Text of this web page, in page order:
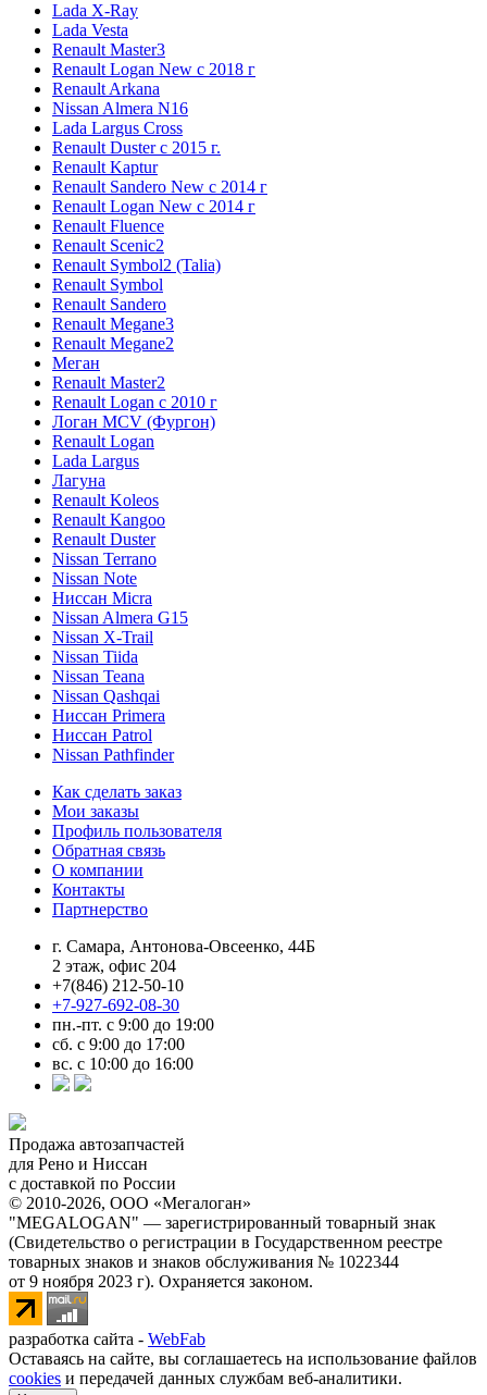
Lada X-Ray
Lada Vesta
Renault Master3
Renault Logan New с 2018 г
Renault Arkana
Nissan Almera N16
Lada Largus Cross
Renault Duster с 2015 г.
Renault Kaptur
Renault Sandero New с 2014 г
Renault Logan New с 2014 г
Renault Fluence
Renault Scenic2
Renault Symbol2 (Talia)
Renault Symbol
Renault Sandero
Renault Megane3
Renault Megane2
Меган
Renault Master2
Renault Logan c 2010 г
Логан МСV (Фургон)
Renault Logan
Lada Largus
Лагуна
Renault Koleos
Renault Kangoo
Renault Duster
Nissan Terrano
Nissan Note
Ниссан Micra
Nissan Almera G15
Nissan X-Trail
Nissan Tiida
Nissan Teana
Nissan Qashqai
Ниссан Primera
Ниссан Patrol
Nissan Pathfinder
Как сделать заказ
Мои заказы
Профиль пользователя
Обратная связь
О компании
Контакты
Партнерство
г. Самара, Антонова-Овсеенко, 44Б
2 этаж, офис 204
+7(846) 212-50-10
+7-927-692-08-30
пн.-пт. с 9:00 до 19:00
сб. с 9:00 до 17:00
вс. с 10:00 до 16:00
Продажа автозапчастей
для Рено и Ниссан
с доставкой по России
© 2010-2026, ООО «Мегалоган»
"MEGALOGAN" — зарегистрированный товарный знак
(Свидетельство о регистрации в Государственном реестре
товарных знаков и знаков обслуживания № 1022344
от 9 ноября 2023 г). Охраняется законом.
разработка сайта - WebFab
Оставаясь на сайте, вы соглашаетесь на использование файлов
cookies и передачей данных службам веб-аналитики.